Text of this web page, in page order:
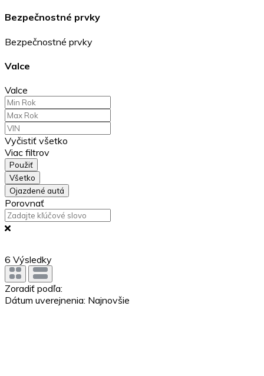
Bezpečnostné prvky
Bezpečnostné prvky
Valce
Valce
Vyčistiť všetko
Viac filtrov
Použiť
Všetko
Ojazdené autá
Porovnať
6 Výsledky
Zoradiť podľa:
Dátum uverejnenia: Najnovšie